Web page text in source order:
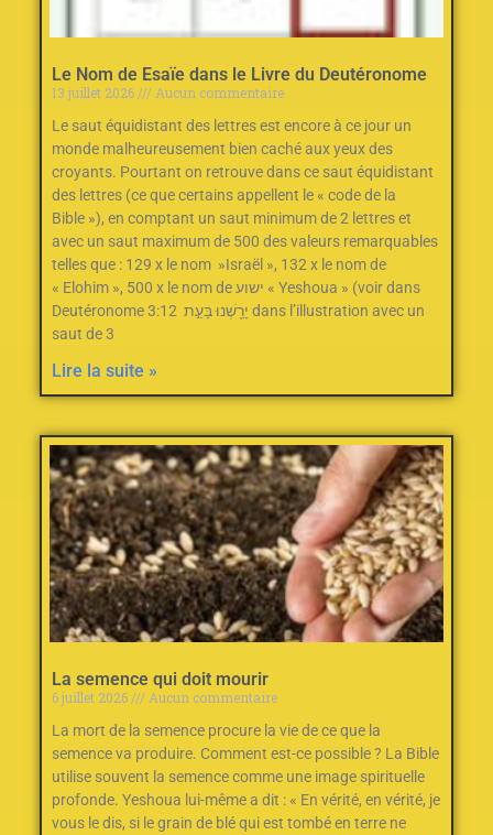
Le Nom de Esaïe dans le Livre du Deutéronome
13 juillet 2026
Aucun commentaire
Le saut équidistant des lettres est encore à ce jour un
monde malheureusement bien caché aux yeux des
croyants. Pourtant on retrouve dans ce saut équidistant
des lettres (ce que certains appellent le « code de la
Bible »), en comptant un saut minimum de 2‭ ‬lettres et
avec un saut maximum de 500‭ des valeurs remarquables
telles que : ‬129‭ ‬x le nom‭ ‬ »Israël »‭, ‬132‭ ‬x le nom de
« Elohim »‭, ‬500‭ ‬x le nom de ישוע « Yeshoua » (voir dans
Deutéronome 3:12 יָרַ֖שְׁנוּ בָּעֵ֣ת dans l’illustration avec un
saut de 3
Lire la suite »
La semence qui doit mourir
6 juillet 2026
Aucun commentaire
La mort de la semence procure la vie de ce que la
semence va produire. Comment est-ce possible ? La Bible
utilise souvent la semence comme une image spirituelle
profonde. Yeshoua lui-même a dit : « En vérité, en vérité, je
vous le dis, si le grain de blé qui est tombé en terre ne